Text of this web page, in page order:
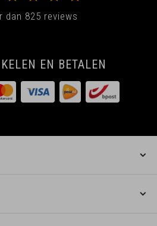
dan 825 reviews
EN BETALEN